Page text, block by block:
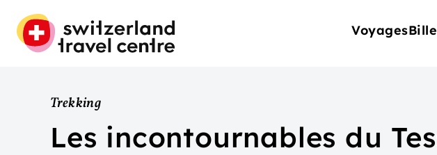
Voyages
Trekking
Les incontournables du